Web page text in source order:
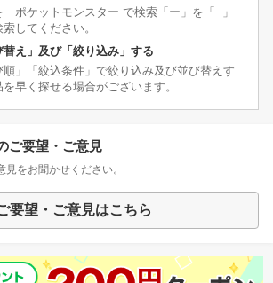
ケットモンスター で検索「ー」を「−」
してください。
え」及び「絞り込み」する
」「絞込条件」で絞り込み及び並び替えす
早く探せる場合がございます。
ご要望・ご意見
をお聞かせください。
要望・ご意見はこちら